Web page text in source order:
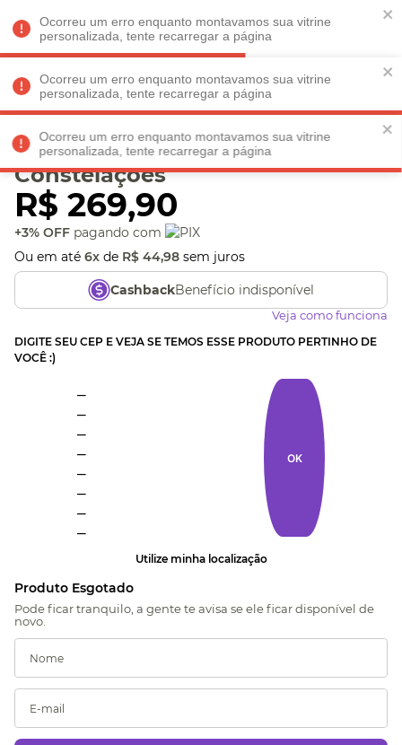
Ocorreu um erro enquanto montavamos sua vitrine
personalizada, tente recarregar a página
Ocorreu um erro enquanto montavamos sua vitrine
personalizada, tente recarregar a página
Ocorreu um erro enquanto montavamos sua vitrine
personalizada, tente recarregar a página
Faltam REGULAMENTO
Veja produtos perto de você! Informe seu CEP
Maleta Porta Maquiagem
Constelações
R$ 269,90
+3% OFF pagando com
Ou em até 6x de R$ 44,98 sem juros
CashbackBenefício indisponível
Veja como funciona
DIGITE SEU CEP E VEJA SE TEMOS ESSE PRODUTO PERTINHO DE
VOCÊ :)
OK
Utilize minha localização